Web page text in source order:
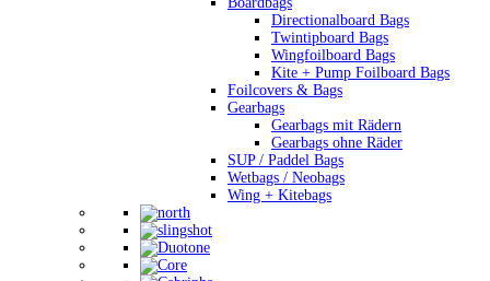
Directionalboard Bags
Twintipboard Bags
Wingfoilboard Bags
Kite + Pump Foilboard Bags
Foilcovers & Bags
Gearbags
Gearbags mit Rädern
Gearbags ohne Räder
SUP / Paddel Bags
Wetbags / Neobags
Wing + Kitebags